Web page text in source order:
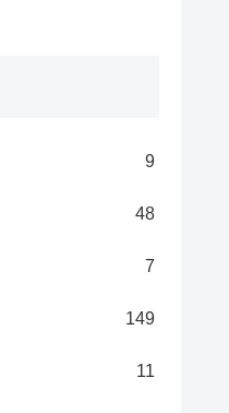
9
48
7
149
11